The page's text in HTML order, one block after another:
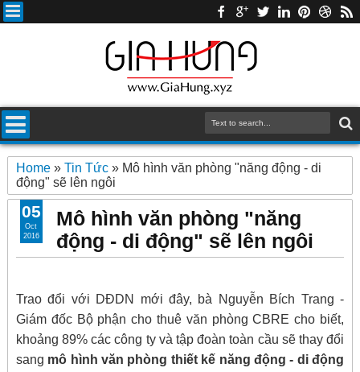
Home» Tin Tức» Mô hình văn phòng "năng động - di
động" sẽ lên ngôi
Mô hình văn phòng "năng
động - di động" sẽ lên ngôi
Trao đổi với DĐDN mới đây, bà Nguyễn Bích Trang -
Giám đốc Bộ phận cho thuê văn phòng CBRE cho biết,
khoảng 89% các công ty và tập đoàn toàn cầu sẽ thay đổi
sang mô hình văn phòng thiết kế năng động - di động
05
Oct
2016